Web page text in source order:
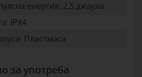
енергия: 2,5 джаула
IPX4
Пластмаса
за употреба